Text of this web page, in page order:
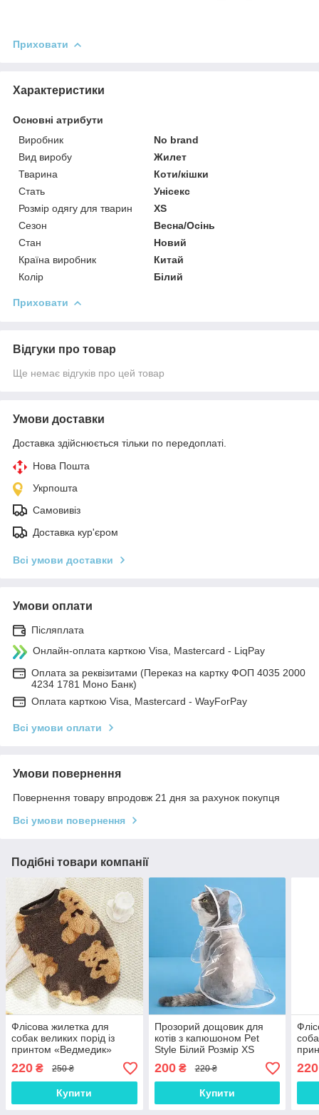
Приховати
Характеристики
Основні атрибути
Виробник
No brand
Вид виробу
Жилет
Тварина
Коти/кішки
Стать
Унісекс
Розмір одягу для тварин
XS
Сезон
Весна/Осінь
Стан
Новий
Країна виробник
Китай
Колір
Білий
Приховати
Відгуки про товар
Ще немає відгуків про цей товар
Умови доставки
Доставка здійснюється тільки по передоплаті.
Нова Пошта
Укрпошта
Самовивіз
Доставка кур'єром
Всі умови доставки
Умови оплати
Післяплата
Онлайн-оплата карткою Visa, Mastercard - LiqPay
Оплата за реквізитами (Переказ на картку ФОП 4035 2000
4234 1781 Моно Банк)
Оплата карткою Visa, Mastercard - WayForPay
Всі умови оплати
Умови повернення
Повернення товару впродовж 21 дня за рахунок покупця
Всі умови повернення
Подібні товари компанії
Флісова жилетка для
собак великих порід із
принтом «Ведмедик»
коричневий, розмір XS
220 ₴ 250 ₴
Купити
Прозорий дощовик для
котів з капюшоном Pet
Style Білий Розмір XS
200₴ 220 ₴
Купити
220